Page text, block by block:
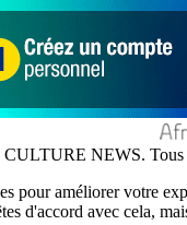
NEWS. Tous
pour améliorer votre
d'accord avec cela,